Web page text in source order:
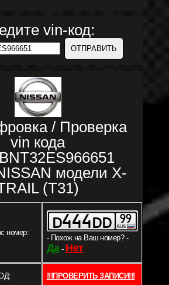
vin-код:
/ Проверка
vin кода
модели X-
(T31)
номер:
- Похож на Ваш номер? -
Да- Нет
!!!ПРОВЕРИТЬ ЗАПИСИ!!!